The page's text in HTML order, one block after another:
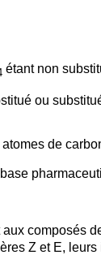
étant non
ou
de
composés
Z et E, leurs